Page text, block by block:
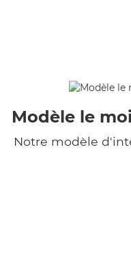
Modèle le
Notre modèle